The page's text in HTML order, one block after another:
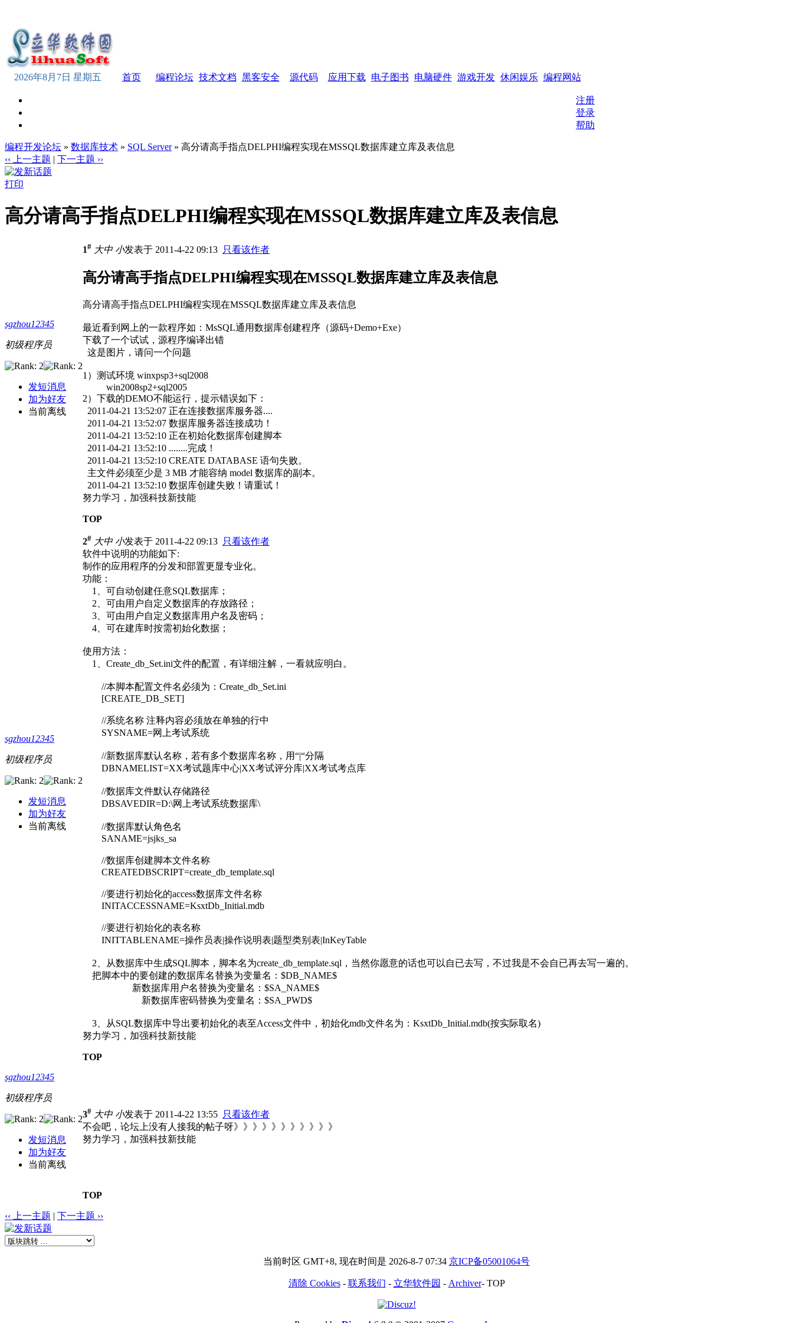
2026年8月7日 星期五 首页 编程论坛 技术文档 黑客安全 源代码 应用下载 电子图书 电脑硬件 游戏开发 休闲娱乐 编程网站
注册
登录
帮助
编程开发论坛 » 数据库技术 » SQL Server» 高分请高手指点DELPHI编程实现在MSSQL数据库建立库及表信息
‹‹ 上一主题 | 下一主题 ››
打印
高分请高手指点DELPHI编程实现在MSSQL数据库建立库及表信息
sgzhou12345
初级程序员
发短消息
加为好友
当前离线
1# 大中 小发表于 2011-4-22 09:13 只看该作者
高分请高手指点DELPHI编程实现在MSSQL数据库建立库及表信息
高分请高手指点DELPHI编程实现在MSSQL数据库建立库及表信息
最近看到网上的一款程序如：MsSQL通用数据库创建程序（源码+Demo+Exe）
下载了一个试试，源程序编译出错
这是图片，请问一个问题
1）测试环境 winxpsp3+sql2008
win2008sp2+sql2005
2）下载的DEMO不能运行，提示错误如下：
2011-04-21 13:52:07 正在连接数据库服务器....
2011-04-21 13:52:07 数据库服务器连接成功！
2011-04-21 13:52:10 正在初始化数据库创建脚本
2011-04-21 13:52:10 ........完成！
2011-04-21 13:52:10 CREATE DATABASE 语句失败。
主文件必须至少是 3 MB 才能容纳 model 数据库的副本。
2011-04-21 13:52:10 数据库创建失败！请重试！
努力学习，加强科技新技能
TOP
sgzhou12345
初级程序员
发短消息
加为好友
当前离线
2# 大中 小发表于 2011-4-22 09:13 只看该作者
软件中说明的功能如下:
制作的应用程序的分发和部置更显专业化。
功能：
1、可自动创建任意SQL数据库；
2、可由用户自定义数据库的存放路径；
3、可由用户自定义数据库用户名及密码；
4、可在建库时按需初始化数据；
使用方法：
1、Create_db_Set.ini文件的配置，有详细注解，一看就应明白。
//本脚本配置文件名必须为：Create_db_Set.ini
[CREATE_DB_SET]
//系统名称 注释内容必须放在单独的行中
SYSNAME=网上考试系统
//新数据库默认名称，若有多个数据库名称，用“|“分隔
DBNAMELIST=XX考试题库中心|XX考试评分库|XX考试考点库
//数据库文件默认存储路径
DBSAVEDIR=D:\网上考试系统数据库\
//数据库默认角色名
SANAME=jsjks_sa
//数据库创建脚本文件名称
CREATEDBSCRIPT=create_db_template.sql
//要进行初始化的access数据库文件名称
INITACCESSNAME=KsxtDb_Initial.mdb
//要进行初始化的表名称
INITTABLENAME=操作员表|操作说明表|题型类别表|InKeyTable
2、从数据库中生成SQL脚本，脚本名为create_db_template.sql，当然你愿意的话也可以自已去写，不过我是不会自已再去写一遍的。
把脚本中的要创建的数据库名替换为变量名：$DB_NAME$
新数据库用户名替换为变量名：$SA_NAME$
新数据库密码替换为变量名：$SA_PWD$
3、从SQL数据库中导出要初始化的表至Access文件中，初始化mdb文件名为：KsxtDb_Initial.mdb(按实际取名)
努力学习，加强科技新技能
TOP
sgzhou12345
初级程序员
发短消息
加为好友
当前离线
3# 大中 小发表于 2011-4-22 13:55 只看该作者
不会吧，论坛上没有人接我的帖子呀》》》》》》》》》》》
努力学习，加强科技新技能
TOP
‹‹ 上一主题 | 下一主题 ››
当前时区 GMT+8, 现在时间是 2026-8-7 07:34 京ICP备05001064号
清除 Cookies- 联系我们 - 立华软件园 - Archiver- TOP